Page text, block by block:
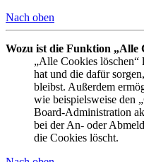
Nach oben
Wozu ist die Funktion „Alle
„Alle Cookies
hat und die dafür
bleibst. Außerdem
wie beispielsweise den
Board-Administration
bei der An- oder
die Cookies löscht.